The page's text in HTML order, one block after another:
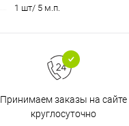
1 шт/ 5 м.п.
Принимаем заказы на сайте
круглосуточно